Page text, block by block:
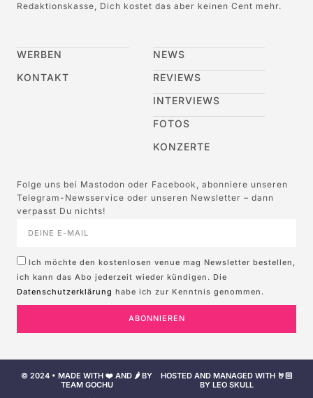
Redaktionskasse, Dich kostet das aber keinen Cent mehr.
WERBEN
KONTAKT
NEWS
REVIEWS
INTERVIEWS
FOTOS
KONZERTE
Folge uns bei Mastodon oder Facebook, abonniere unseren
Telegram-Newsservice oder unseren Newsletter – dann
verpasst Du nichts!
Ich möchte den kostenlosen venue mag Newsletter bestellen,
ich kann das Abo jederzeit wieder kündigen. Die
Datenschutzerklärung habe ich zur Kenntnis genommen.
ABONNIEREN
© 2024 • MADE WITH ❤️ AND 🌶️ BY
TEAM GOCHU
HOSTED AND MANAGED WITH 🤘🏻
BY LEO SKULL